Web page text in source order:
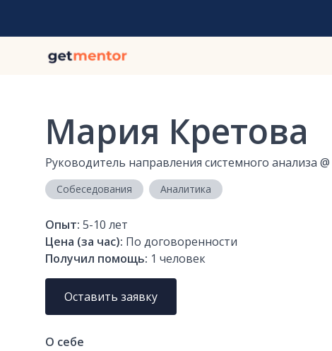
Мария Кретова
Руководитель направления системного анализа @
Собеседования Аналитика
Опыт: 5-10 лет
Цена (за час): По договоренности
Получил помощь: 1 человек
Оставить заявку
О себе